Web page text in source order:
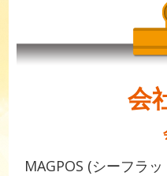
会
MAGPOS (シーフラ